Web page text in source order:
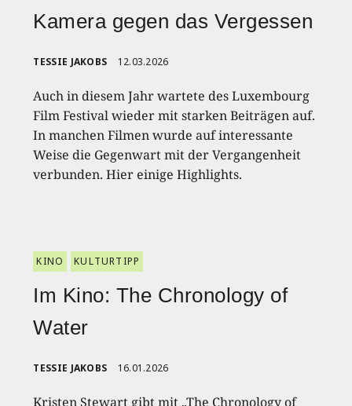
Kamera gegen das Vergessen
TESSIE JAKOBS 12.03.2026
Auch in diesem Jahr wartete des Luxembourg
Film Festival wieder mit starken Beiträgen auf.
In manchen Filmen wurde auf interessante
Weise die Gegenwart mit der Vergangenheit
verbunden. Hier einige Highlights.
KINO KULTURTIPP
Im Kino: The Chronology of
Water
TESSIE JAKOBS 16.01.2026
Kristen Stewart gibt mit „The Chronology of